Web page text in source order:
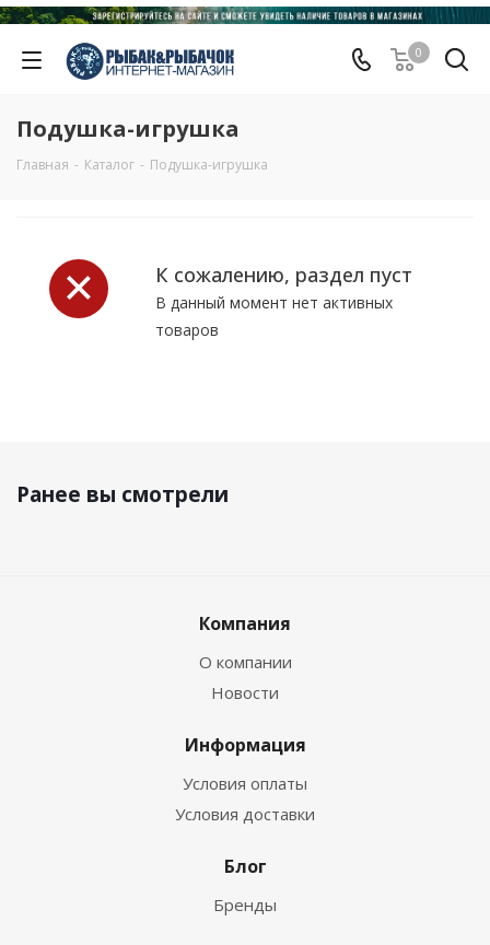
0
Подушка-игрушка
Главная - Каталог - Подушка-игрушка
К сожалению, раздел пуст
В данный момент нет активных
товаров
Ранее вы смотрели
Компания
О компании
Новости
Информация
Условия оплаты
Условия доставки
Блог
Бренды